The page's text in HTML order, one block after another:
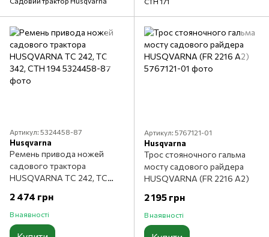
Артикул: 5324458-87
Husqvarna
Ремень привода ножей
садового трактора
HUSQVARNA TC 242, TC
2 474 грн
В наявності
Артикул: 5767121-01
Husqvarna
Трос стояночного гальма
мосту садового райдера
HUSQVARNA (FR 2216 A2)
2 195 грн
В наявності